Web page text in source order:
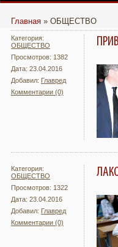
Главная » ОБЩЕСТВО
Категория:
ОБЩЕСТВО
Просмотров: 1382
Дата: 23.04.2016
Добавил: Главред
Комментарии (0)
Категория:
ОБЩЕСТВО
Просмотров: 1322
Дата: 23.04.2016
Добавил: Главред
Комментарии (0)